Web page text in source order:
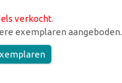
verkocht.
exemplaren aangeboden.